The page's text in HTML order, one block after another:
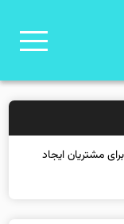
مشتریان ایجاد